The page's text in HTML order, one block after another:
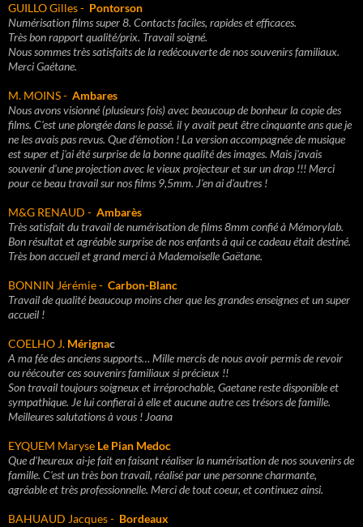
GUILLO Gilles - Pontorson
Numérisation films super 8. Contacts faciles, rapides et efficaces.
Très bon rapport qualité/prix. Travail soigné.
Nous sommes très satisfaits de la redécouverte de nos souvenirs familiaux.
Merci Gaétane.
M. MOINS - Ambares
Nous avons visionné (plusieurs fois) avec beaucoup de bonheur la copie des
films. C'est une plongée dans le passé. il y avait peut être cinquante ans que je
ne les avais pas revus. Que d'émotion ! La version accompagnée de musique
est super et j'ai été surprise de la bonne qualité des images. Mais j'avais
souvenir d'une projection avec le vieux projecteur et sur un drap !!! Merci
pour ce beau travail sur nos films 9,5mm. J'en ai d'autres !
M&G RENAUD - Ambarès
Très satisfait du travail de numérisation de films 8mm confié à Mémorylab.
Bon résultat et agréable surprise de nos enfants à qui ce cadeau était destiné.
Très bon accueil et grand merci à Mademoiselle Gaëtane.
BONNIN Jérémie - Carbon-Blanc
Travail de qualité beaucoup moins cher que les grandes enseignes et un super
accueil !
COELHO J. Mérignac
A ma fée des anciens supports… Mille mercis de nous avoir permis de revoir
ou réécouter ces souvenirs familiaux si précieux !!
Son travail toujours soigneux et irréprochable, Gaetane reste disponible et
sympathique. Je lui confierai à elle et aucune autre ces trésors de famille.
Meilleures salutations à vous ! Joana
EYQUEM Maryse Le Pian Medoc
Que d'heureux ai-je fait en faisant réaliser la numérisation de nos souvenirs de
famille. C'est un très bon travail, réalisé par une personne charmante,
agréable et très professionnelle. Merci de tout coeur, et continuez ainsi.
BAHUAUD Jacques - Bordeaux